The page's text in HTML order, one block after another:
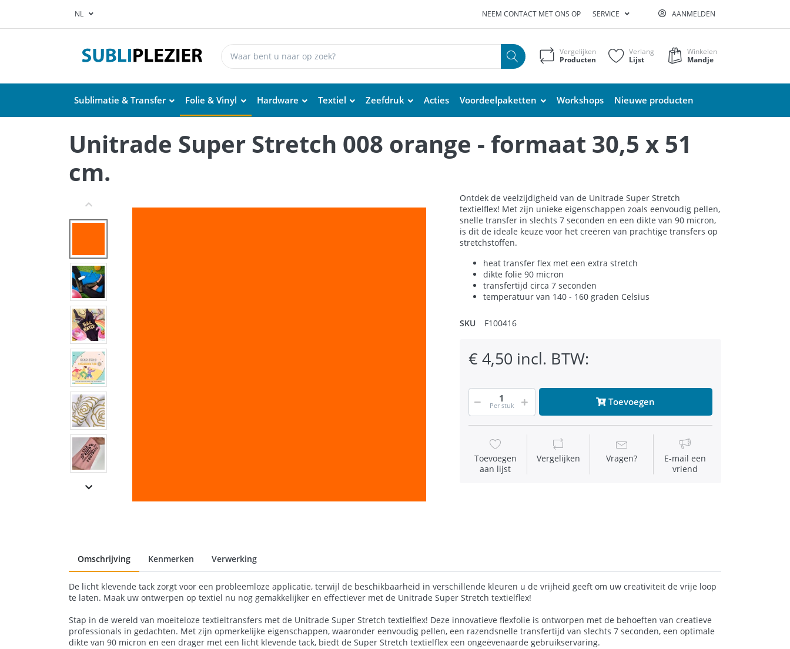
NL NEEM CONTACT MET ONS OP SERVICE AANMELDEN
Vergelijken
Producten
Verlang
Lijst
Winkelen
Mandje
Sublimatie & Transfer Folie & Vinyl Hardware Textiel Zeefdruk Acties Voordeelpaketten Workshops Nieuwe producten
Unitrade Super Stretch 008 orange - formaat 30,5 x 51
cm.
Ontdek de veelzijdigheid van de Unitrade Super Stretch
textielflex! Met zijn unieke eigenschappen zoals eenvoudig pellen,
snelle transfer in slechts 7 seconden en een dikte van 90 micron,
is dit de ideale keuze voor het creëren van prachtige transfers op
stretchstoffen.
heat transfer flex met een extra stretch
dikte folie 90 micron
transfertijd circa 7 seconden
temperatuur van 140 - 160 graden Celsius
SKU F100416
€ 4,50 incl. BTW:
Per stuk Toevoegen
Toevoegen
aan lijst
Vergelijken Vragen?
E-mail een
vriend
Omschrijving Kenmerken Verwerking
De licht klevende tack zorgt voor een probleemloze applicatie, terwijl de beschikbaarheid in verschillende kleuren u de vrijheid geeft om uw creativiteit de vrije loop
te laten. Maak uw ontwerpen op textiel nu nog gemakkelijker en effectiever met de Unitrade Super Stretch textielflex!
Stap in de wereld van moeiteloze textieltransfers met de Unitrade Super Stretch textielflex! Deze innovatieve flexfolie is ontworpen met de behoeften van creatieve
professionals in gedachten. Met zijn opmerkelijke eigenschappen, waaronder eenvoudig pellen, een razendsnelle transfertijd van slechts 7 seconden, een optimale
dikte van 90 micron en een drager met een licht klevende tack, biedt de Super Stretch textielflex een ongeëvenaarde gebruikservaring.